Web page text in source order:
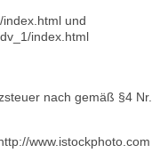
und
index.html
nach gemäß §4 Nr.
www.istockphoto.com